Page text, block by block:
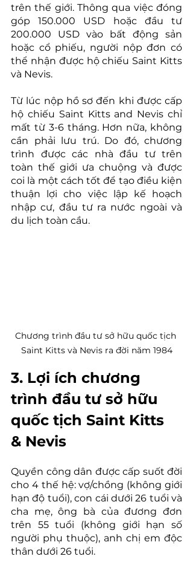
trên thế giới. Thông qua việc đóng
góp 150.000 USD hoặc đầu tư
200.000 USD vào bất động sản
hoặc cổ phiếu, người nộp đơn có
thể nhận được hộ chiếu Saint Kitts
và Nevis.
Từ lúc nộp hồ sơ đến khi được cấp
hộ chiếu Saint Kitts and Nevis chỉ
mất từ ​​3-6 tháng. Hơn nữa, không
cần phải lưu trú. Do đó, chương
trình được các nhà đầu tư trên
toàn thế giới ưa chuộng và được
coi là một cách tốt để tạo điều kiện
thuận lợi cho việc lập kế hoạch
nhập cư, đầu tư ra nước ngoài và
du lịch toàn cầu.
Chương trình đầu tư sở hữu quốc tịch
Saint Kitts và Nevis ra đời năm 1984
3. Lợi ích chương
trình đầu tư sở hữu
quốc tịch Saint Kitts
& Nevis
Quyền công dân được cấp suốt đời
cho 4 thế hệ: vợ/chồng (không giới
hạn độ tuổi), con cái dưới 26 tuổi và
cha mẹ, ông bà của đương đơn
trên 55 tuổi (không giới hạn số
người phụ thuộc), anh chị em độc
thân dưới 26 tuổi.